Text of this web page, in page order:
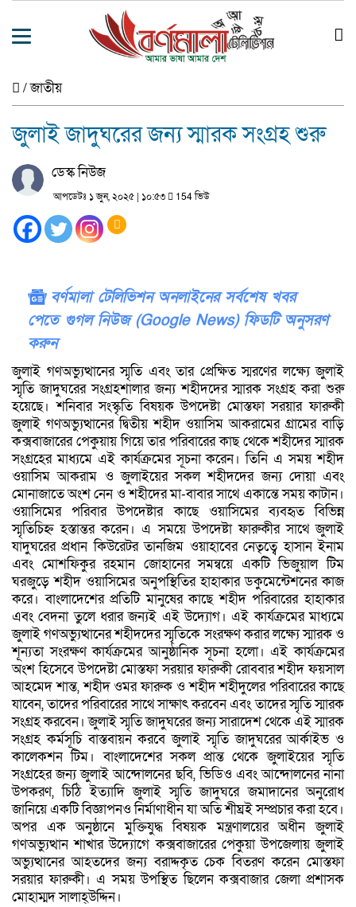
/জাতীয়
জুলাই জাদুঘরের জন্য স্মারক সংগ্রহ শুরু
ডেস্ক নিউজ
আপডেটঃ ১ জুন, ২০২৫ | ১০:৫৩ 154 ভিউ
বর্ণমালা টেলিভিশন অনলাইনের সর্বশেষ খবর
পেতে গুগল নিউজ (Google News) ফিডটি অনুসরণ
করুন
জুলাই গণঅভ্যুত্থানের স্মৃতি এবং তার প্রেক্ষিত স্মরণের লক্ষ্যে জুলাই
স্মৃতি জাদুঘরের সংগ্রহশালার জন্য শহীদদের স্মারক সংগ্রহ করা শুরু
হয়েছে। শনিবার সংস্কৃতি বিষয়ক উপদেষ্টা মোস্তফা সরয়ার ফারুকী
জুলাই গণঅভ্যুত্থানের দ্বিতীয় শহীদ ওয়াসিম আকরামের গ্রামের বাড়ি
কক্সবাজারের পেকুয়ায় গিয়ে তার পরিবারের কাছ থেকে শহীদের স্মারক
সংগ্রহের মাধ্যমে এই কার্যক্রমের সূচনা করেন। তিনি এ সময় শহীদ
ওয়াসিম আকরাম ও জুলাইয়ের সকল শহীদদের জন্য দোয়া এবং
মোনাজাতে অংশ নেন ও শহীদের মা-বাবার সাথে একান্তে সময় কাটান।
ওয়াসিমের পরিবার উপদেষ্টার কাছে ওয়াসিমের ব্যবহৃত বিভিন্ন
স্মৃতিচিহ্ন হস্তান্তর করেন। এ সময়ে উপদেষ্টা ফারুকীর সাথে জুলাই
যাদুঘরের প্রধান কিউরেটর তানজিম ওয়াহাবের নেতৃত্বে হাসান ইনাম
এবং মোশফিকুর রহমান জোহানের সমন্বয়ে একটি ভিজুয়াল টিম
ঘরজুড়ে শহীদ ওয়াসিমের অনুপস্থিতির হাহাকার ডকুমেন্টেশনের কাজ
করে। বাংলাদেশের প্রতিটি মানুষের কাছে শহীদ পরিবারের হাহাকার
এবং বেদনা তুলে ধরার জন্যই এই উদ্যোগ। এই কার্যক্রমের মাধ্যমে
জুলাই গণঅভ্যুত্থানের শহীদদের স্মৃতিকে সংরক্ষণ করার লক্ষ্যে স্মারক ও
শূন্যতা সংরক্ষণ কার্যক্রমের আনুষ্ঠানিক সূচনা হলো। এই কার্যক্রমের
অংশ হিসেবে উপদেষ্টা মোস্তফা সরয়ার ফারুকী রোববার শহীদ ফয়সাল
আহমেদ শান্ত, শহীদ ওমর ফারুক ও শহীদ শহীদুলের পরিবারের কাছে
যাবেন, তাদের পরিবারের সাথে সাক্ষাৎ করবেন এবং তাদের স্মৃতি স্মারক
সংগ্রহ করবেন। জুলাই স্মৃতি জাদুঘরের জন্য সারাদেশ থেকে এই স্মারক
সংগ্রহ কর্মসূচি বাস্তবায়ন করবে জুলাই স্মৃতি জাদুঘরের আর্কাইভ ও
কালেকশন টিম। বাংলাদেশের সকল প্রান্ত থেকে জুলাইয়ের স্মৃতি
সংগ্রহের জন্য জুলাই আন্দোলনের ছবি, ভিডিও এবং আন্দোলনের নানা
উপকরণ, চিঠি ইত্যাদি জুলাই স্মৃতি জাদুঘরে জমাদানের অনুরোধ
জানিয়ে একটি বিজ্ঞাপনও নির্মাণাধীন যা অতি শীঘ্রই সম্প্রচার করা হবে।
অপর এক অনুষ্ঠানে মুক্তিযুদ্ধ বিষয়ক মন্ত্রণালয়ের অধীন জুলাই
গণঅভ্যুত্থান শাখার উদ্যোগে কক্সবাজারের পেকুয়া উপজেলায় জুলাই
অভ্যুত্থানের আহতদের জন্য বরাদ্দকৃত চেক বিতরণ করেন মোস্তফা
সরয়ার ফারুকী। এ সময় উপস্থিত ছিলেন কক্সবাজার জেলা প্রশাসক
মোহাম্মদ সালাহ্উদ্দিন।